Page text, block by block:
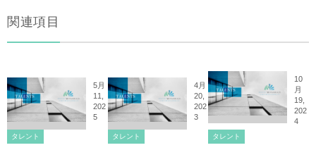
関連項目
5月
11,
202
5
タレント
4月
20,
202
3
タレント
10
月
19,
202
4
タレント